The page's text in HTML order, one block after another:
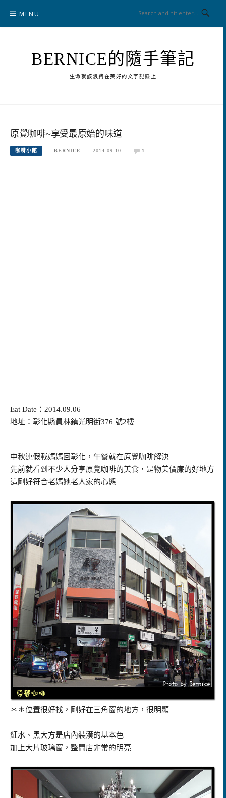
content
MENU
BERNICE的隨手筆記
生命就該浪費在美好的文字記錄上
原覺咖啡~享受最原始的味道
咖啡小館 BERNICE 2014-09-10 1
Eat Date：2014.09.06
地址：彰化縣員林鎮光明街376 號2樓
中秋連假載媽媽回彰化，午餐就在原覺咖啡解決
先前就看到不少人分享原覺咖啡的美食，是物美價廉的好地方
這剛好符合老媽她老人家的心態
＊＊位置很好找，剛好在三角窗的地方，很明顯
紅水、黑大方是店內裝潢的基本色
加上大片玻璃窗，整間店非常的明亮